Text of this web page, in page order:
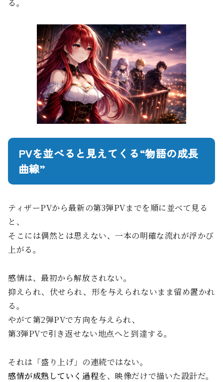
る。
PVを並べると見えてくる“物語の成長
曲線”
ティザーPVから最新の第3弾PVまでを順に並べて見る
と、
そこには偶然とは思えない、一本の明確な流れが浮かび
上がる。
感情は、最初から解放されない。
抑えられ、伏せられ、形を与えられないまま留め置かれ
る。
やがて第2弾PVで方向を与えられ、
第3弾PVで引き返せない地点へと到達する。
それは「盛り上げ」の連続ではない。
感情が成熟していく過程を、映像だけで描いた設計だ。